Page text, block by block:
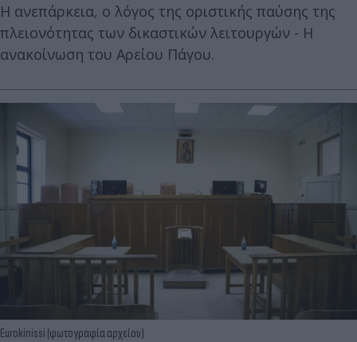
Η ανεπάρκεια, ο λόγος της οριστικής παύσης της
πλειονότητας των δικαστικών λειτουργών - Η
ανακοίνωση του Αρείου Πάγου.
Eurokinissi (φωτογραφία αρχείου)